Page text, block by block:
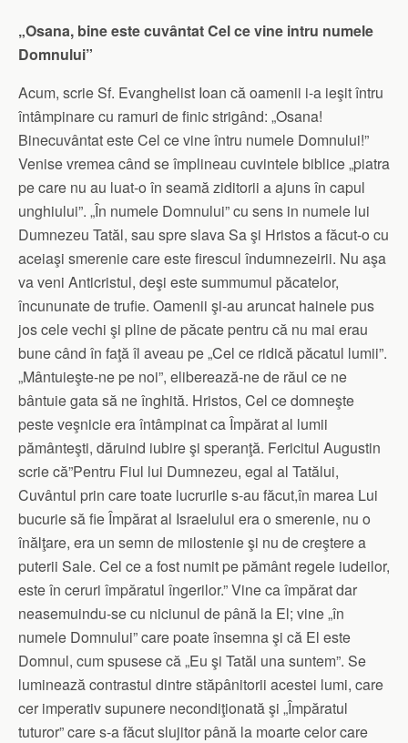
„Osana, bine este cuvântat Cel ce vine intru numele
Domnului”
Acum, scrie Sf. Evanghelist Ioan că oamenii i-a ieşit întru
întâmpinare cu ramuri de finic strigând: „Osana!
Binecuvântat este Cel ce vine întru numele Domnului!”
Venise vremea când se împlineau cuvintele biblice „piatra
pe care nu au luat-o în seamă ziditorii a ajuns în capul
unghiului”. „În numele Domnului” cu sens in numele lui
Dumnezeu Tatăl, sau spre slava Sa şi Hristos a făcut-o cu
aceiaşi smerenie care este firescul îndumnezeirii. Nu aşa
va veni Anticristul, deşi este summumul păcatelor,
încununate de trufie. Oamenii şi-au aruncat hainele pus
jos cele vechi şi pline de păcate pentru că nu mai erau
bune când în faţă îl aveau pe „Cel ce ridică păcatul lumii”.
„Mântuieşte-ne pe noi”, eliberează-ne de răul ce ne
bântuie gata să ne înghită. Hristos, Cel ce domneşte
peste veşnicie era întâmpinat ca Împărat al lumii
pământeşti, dăruind iubire şi speranţă. Fericitul Augustin
scrie că”Pentru Fiul lui Dumnezeu, egal al Tatălui,
Cuvântul prin care toate lucrurile s-au făcut,în marea Lui
bucurie să fie Împărat al Israelului era o smerenie, nu o
înălţare, era un semn de milostenie şi nu de creştere a
puterii Sale. Cel ce a fost numit pe pământ regele iudeilor,
este în ceruri împăratul îngerilor.” Vine ca împărat dar
neasemuindu-se cu niciunul de până la El; vine „în
numele Domnului” care poate însemna şi că El este
Domnul, cum spusese că „Eu şi Tatăl una suntem”. Se
luminează contrastul dintre stăpânitorii acestei lumi, care
cer imperativ supunere necondiţionată şi „Împăratul
tuturor” care s-a făcut slujitor până la moarte celor care